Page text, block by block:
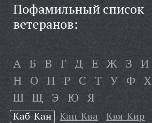
Пофамильный список
ветеранов:
А Б В Г Д Е Ж З И
Н О П Р С Т У Ф Х
Ш Щ Э Ю Я
Каб-Кан Кап-Ква Квя-Кир